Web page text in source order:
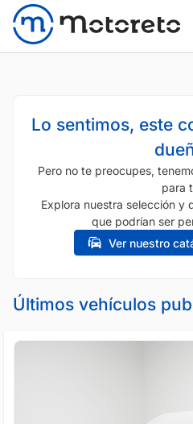
Lo sentimos, este
Pero no te preocupes,
para
Explora nuestra selección y
que podrían ser
Ver nuestro
Últimos vehículos